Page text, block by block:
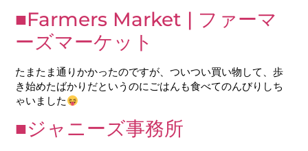
■Farmers Market | ファーマ
ーズマーケット
たまたま通りかかったのですが、ついつい買い物して、歩
き始めたばかりだというのにごはんも食べてのんびりしち
ゃいました
■ジャニーズ事務所